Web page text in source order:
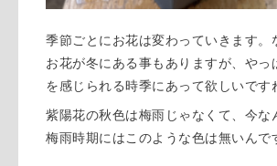
季節ごとにお花は変わっていきます。
お花が冬にある事もありますが、やっ
を感じられる時季にあって欲しいです
紫陽花の秋色は梅雨じゃなくて、今
梅雨時期にはこのような色は無いんで